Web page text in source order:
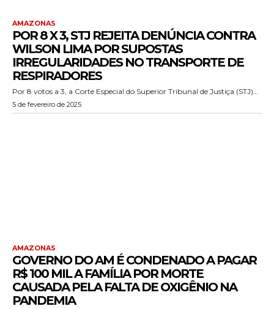
AMAZONAS
POR 8 X 3, STJ REJEITA DENÚNCIA CONTRA
WILSON LIMA POR SUPOSTAS
IRREGULARIDADES NO TRANSPORTE DE
RESPIRADORES
Por 8 votos a 3, a Corte Especial do Superior Tribunal de Justiça (STJ)...
5 de fevereiro de 2025
AMAZONAS
GOVERNO DO AM É CONDENADO A PAGAR
R$ 100 MIL A FAMÍLIA POR MORTE
CAUSADA PELA FALTA DE OXIGÊNIO NA
PANDEMIA